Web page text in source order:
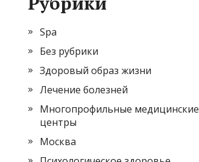
Spa
Без рубрики
Здоровый образ жизни
Лечение болезней
Многопрофильные медицинские
центры
Москва